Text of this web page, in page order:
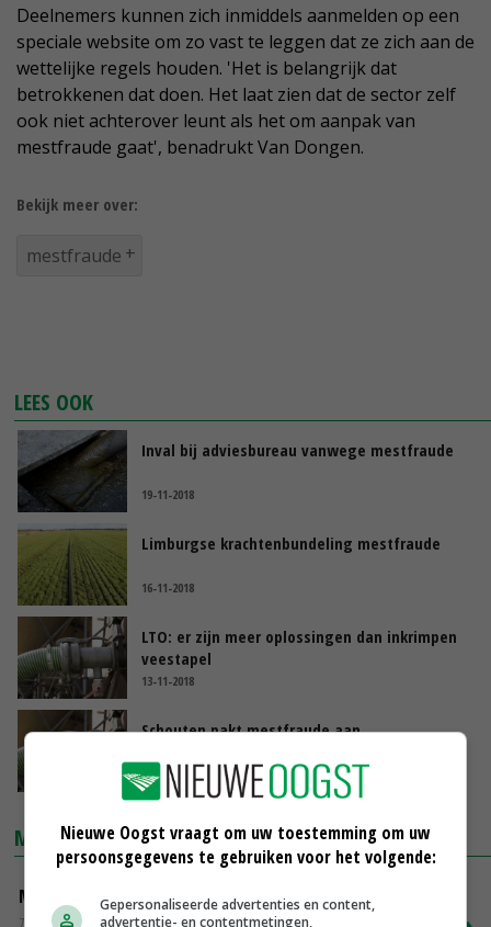
Deelnemers kunnen zich inmiddels aanmelden op een
speciale website om zo vast te leggen dat ze zich aan de
wettelijke regels houden. 'Het is belangrijk dat
betrokkenen dat doen. Het laat zien dat de sector zelf
ook niet achterover leunt als het om aanpak van
mestfraude gaat', benadrukt Van Dongen.
Bekijk meer over:
mestfraude
LEES OOK
Inval bij adviesbureau vanwege mestfraude
19-11-2018
Limburgse krachtenbundeling mestfraude
16-11-2018
LTO: er zijn meer oplossingen dan inkrimpen
veestapel
13-11-2018
Schouten pakt mestfraude aan
06-10-2018
MARKTPRIJZEN
Magere melkpoeder
Nieuwe Oogst vraagt om uw toestemming om uw
persoonsgegevens te gebruiken voor het volgende:
Gepersonaliseerde advertenties en content,
advertentie- en contentmetingen,